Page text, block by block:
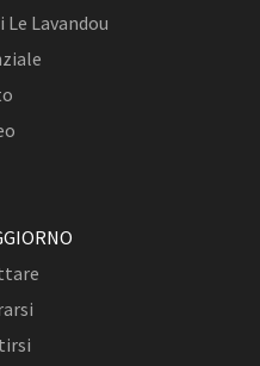
Le Lavandou